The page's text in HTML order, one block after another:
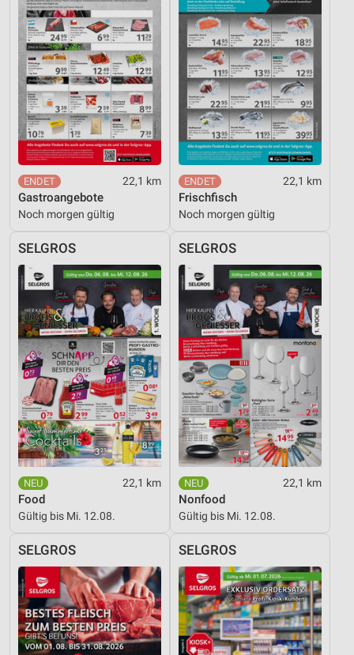
22,1 km
Gastroangebote
Noch morgen gültig
22,1 km
Frischfisch
Noch morgen gültig
SELGROS
22,1 km
Food
Gültig bis Mi. 12.08.
SELGROS
22,1 km
Nonfood
Gültig bis Mi. 12.08.
SELGROS SELGROS